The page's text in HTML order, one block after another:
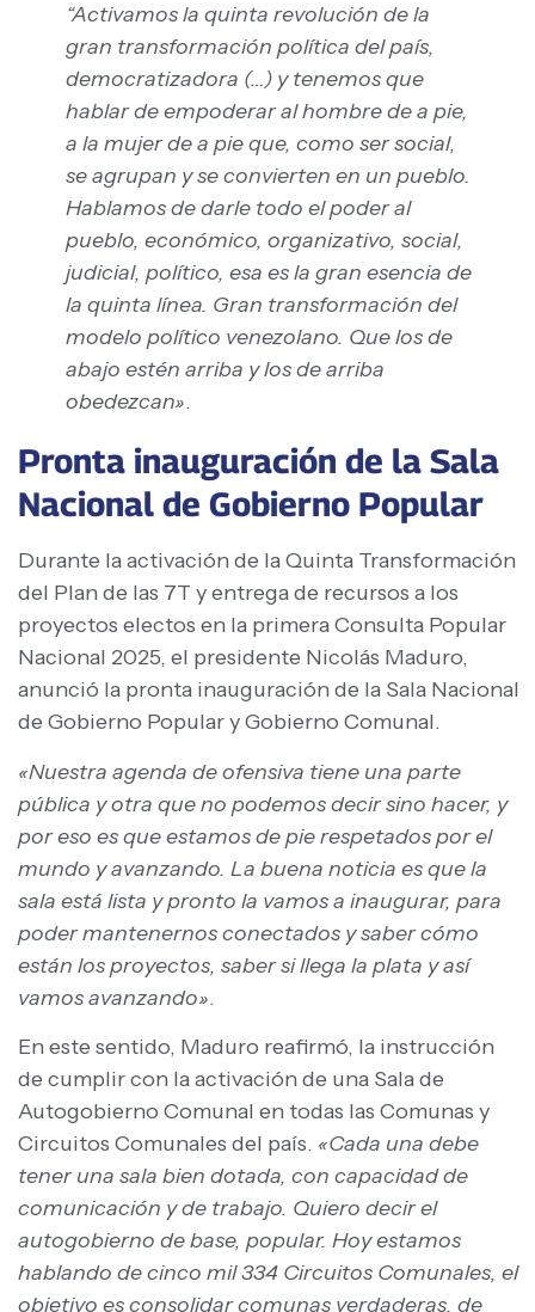
“Activamos la quinta revolución de la
gran transformación política del país,
democratizadora (…) y tenemos que
hablar de empoderar al hombre de a pie,
a la mujer de a pie que, como ser social,
se agrupan y se convierten en un pueblo.
Hablamos de darle todo el poder al
pueblo, económico, organizativo, social,
judicial, político, esa es la gran esencia de
la quinta línea. Gran transformación del
modelo político venezolano. Que los de
abajo estén arriba y los de arriba
obedezcan».
Pronta inauguración de la Sala
Nacional de Gobierno Popular
Durante la activación de la Quinta Transformación
del Plan de las 7T y entrega de recursos a los
proyectos electos en la primera Consulta Popular
Nacional 2025, el presidente Nicolás Maduro,
anunció la pronta inauguración de la Sala Nacional
de Gobierno Popular y Gobierno Comunal.
«Nuestra agenda de ofensiva tiene una parte
pública y otra que no podemos decir sino hacer, y
por eso es que estamos de pie respetados por el
mundo y avanzando. La buena noticia es que la
sala está lista y pronto la vamos a inaugurar, para
poder mantenernos conectados y saber cómo
están los proyectos, saber si llega la plata y así
vamos avanzando».
En este sentido, Maduro reafirmó, la instrucción
de cumplir con la activación de una Sala de
Autogobierno Comunal en todas las Comunas y
Circuitos Comunales del país. «Cada una debe
tener una sala bien dotada, con capacidad de
comunicación y de trabajo. Quiero decir el
autogobierno de base, popular. Hoy estamos
hablando de cinco mil 334 Circuitos Comunales, el
objetivo es consolidar comunas verdaderas, de